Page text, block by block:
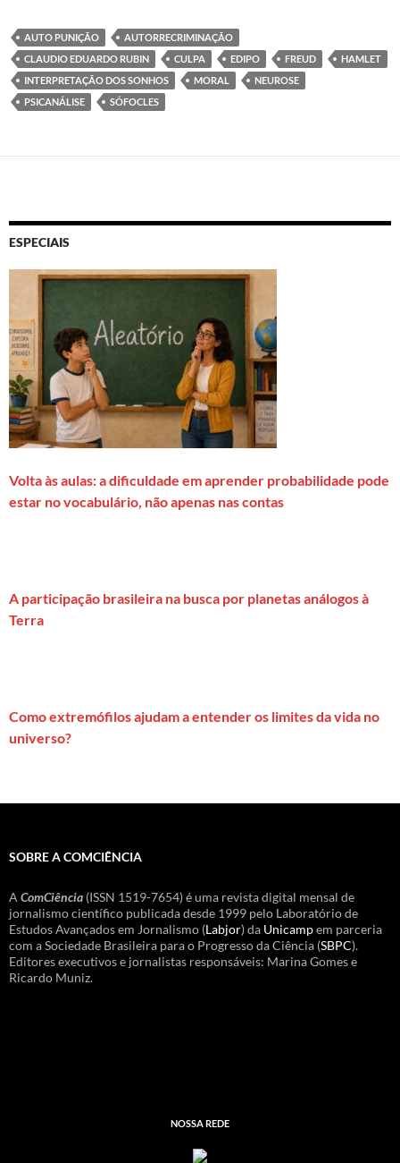
AUTO PUNIÇÃO
AUTORRECRIMINAÇÃO
CLAUDIO EDUARDO RUBIN
CULPA EDIPO FREUD
HAMLET
INTERPRETAÇÃO DOS SONHOS
MORAL
NEUROSE
PSICANÁLISE
SÓFOCLES
ESPECIAIS
Volta às aulas: a dificuldade em aprender probabilidade pode
estar no vocabulário, não apenas nas contas
A participação brasileira na busca por planetas análogos à
Terra
Como extremófilos ajudam a entender os limites da vida no
universo?
SOBRE A COMCIÊNCIA
A ComCiência (ISSN 1519-7654) é uma revista digital mensal de
jornalismo científico publicada desde 1999 pelo Laboratório de
Estudos Avançados em Jornalismo (Labjor) da Unicampem parceria
com a Sociedade Brasileira para o Progresso da Ciência (SBPC).
Editores executivos e jornalistas responsáveis: Marina Gomes e
Ricardo Muniz.
NOSSA REDE